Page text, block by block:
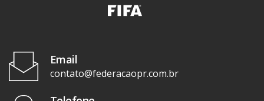
Email
contato@federacaopr.com.br